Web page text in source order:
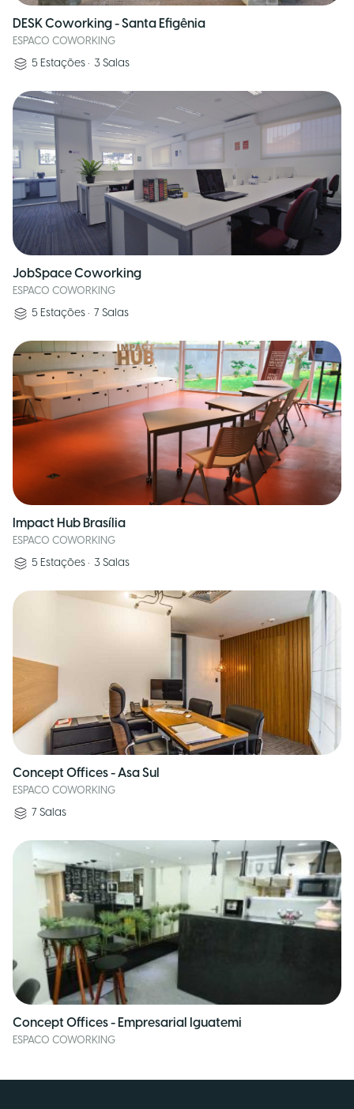
DESK Coworking - Santa Efigênia
ESPACO COWORKING
5 Estações • 3 Salas
JobSpace Coworking
ESPACO COWORKING
5 Estações • 7 Salas
Impact Hub Brasília
ESPACO COWORKING
5 Estações • 3 Salas
Concept Offices - Asa Sul
ESPACO COWORKING
7 Salas
Concept Offices - Empresarial Iguatemi
ESPACO COWORKING